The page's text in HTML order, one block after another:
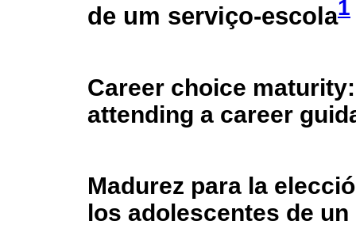
de um serviço-escola1
Career choice
attending a career
Madurez para la
los adolescentes de